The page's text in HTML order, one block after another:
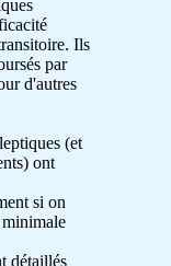
Ils
par
d'autres
(et
ont
si on
minimale
détaillés